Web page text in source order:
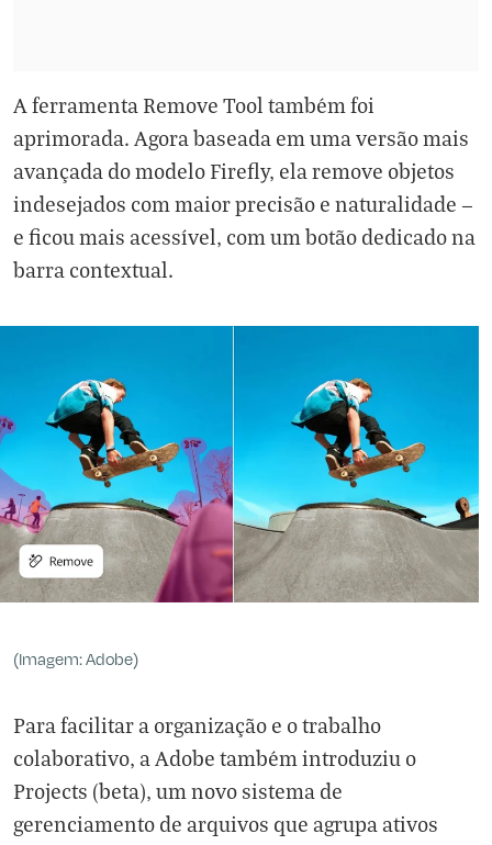
A ferramenta Remove Tool também foi
aprimorada. Agora baseada em uma versão mais
avançada do modelo Firefly, ela remove objetos
indesejados com maior precisão e naturalidade —
e ficou mais acessível, com um botão dedicado na
barra contextual.
(Imagem: Adobe)
Para facilitar a organização e o trabalho
colaborativo, a Adobe também introduziu o
Projects (beta), um novo sistema de
gerenciamento de arquivos que agrupa ativos